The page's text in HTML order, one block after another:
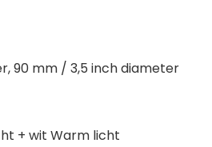
90 mm / 3,5 inch diameter
+ wit Warm licht